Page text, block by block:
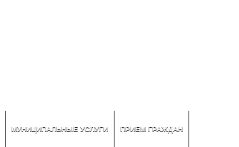
МУНИЦИПАЛЬНЫЕ УСЛУГИ ПРИЕМ ГРАЖДАН